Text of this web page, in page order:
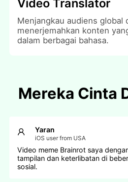
Video Translator
Menjangkau audiens global
menerjemahkan konten
dalam berbagai bahasa.
Mereka Cinta
Yaran
iOS user from USA
Video meme Brainrot saya
tampilan dan keterlibatan di
sosial.